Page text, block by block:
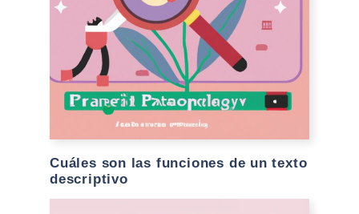
Cuáles son las funciones de un texto
descriptivo